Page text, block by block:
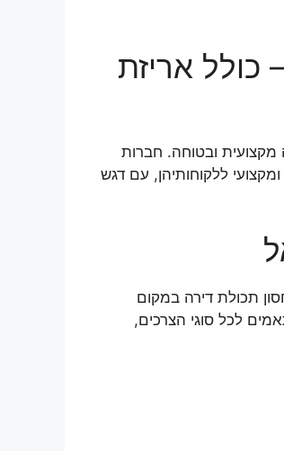
אריזת
מקצועית ובטוחה. חברות
ללקוחותיהן, עם דגש
תכולת דירה במקום
לכל סוגי הצרכים,